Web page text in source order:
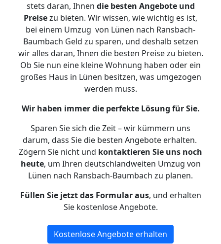
stets daran, Ihnen die besten Angebote und
Preisezu bieten. Wir wissen, wie wichtig es ist,
bei einem Umzug von Lünen nach Ransbach-
Baumbach Geld zu sparen, und deshalb setzen
wir alles daran, Ihnen die besten Preise zu bieten.
Ob Sie nun eine kleine Wohnung haben oder ein
großes Haus in Lünen besitzen, was umgezogen
werden muss.
Wir haben immer die perfekte Lösung für Sie.
Sparen Sie sich die Zeit – wir kümmern uns
darum, dass Sie die besten Angebote erhalten.
Zögern Sie nicht und kontaktieren Sie uns noch
heute, um Ihren deutschlandweiten Umzug von
Lünen nach Ransbach-Baumbach zu planen.
Füllen Sie jetzt das Formular aus, und erhalten
Sie kostenlose Angebote.
Kostenlose Angebote erhalten